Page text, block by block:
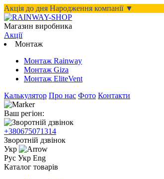
Акція до дня Народження компанії ▼
Магазин виробника
Акції
Монтаж
Монтаж Rainway
Монтаж Giza
Монтаж EliteVent
Калькулятор Про нас Фото Контакти
Ваш регіон:
+380675071314
Зворотній дзвінок
Укр
Рус Укр Eng
Каталог товарів